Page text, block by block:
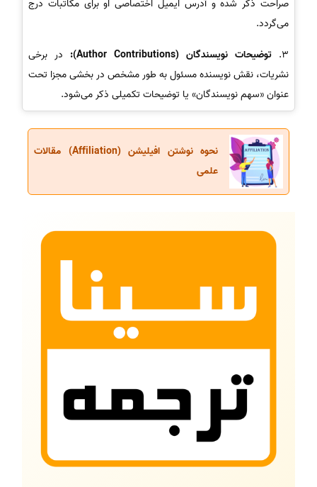
صراحت ذکر شده و آدرس ایمیل اختصاصی او برای مکاتبات درج
می‌گردد.
3.
توضیحات نویسندگان (Author Contributions):
در برخی
نشریات، نقش نویسنده مسئول به طور مشخص در بخشی مجزا تحت
عنوان «سهم نویسندگان» یا توضیحات تکمیلی ذکر می‌شود.
نحوه نوشتن افیلیشن (Affiliation) مقالات
علمی